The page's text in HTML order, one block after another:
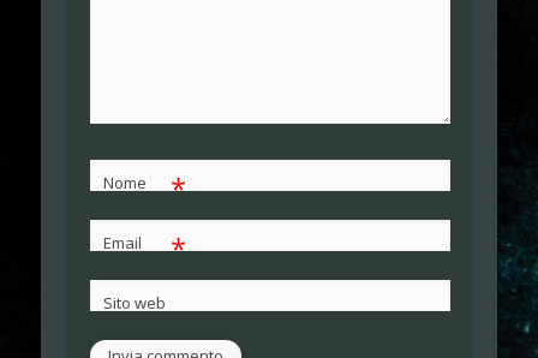
Nome *
Email *
Sito web